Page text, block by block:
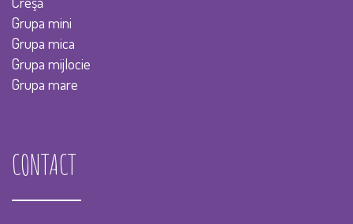
Grupa mini
Grupa mica
Grupa mijlocie
Grupa mare
CONTACT